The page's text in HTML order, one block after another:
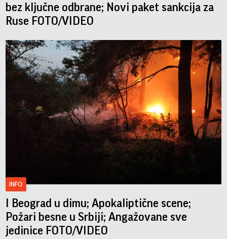
bez ključne odbrane; Novi paket sankcija za
Ruse FOTO/VIDEO
INFO
I Beograd u dimu; Apokaliptične scene;
Požari besne u Srbiji; Angažovane sve
jedinice FOTO/VIDEO